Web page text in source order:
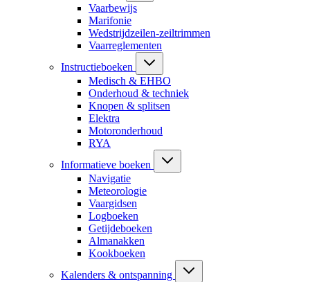
Vaarbewijs
Marifonie
Wedstrijdzeilen-zeiltrimmen
Vaarreglementen
Instructieboeken
Medisch & EHBO
Onderhoud & techniek
Knopen & splitsen
Elektra
Motoronderhoud
RYA
Informatieve boeken
Navigatie
Meteorologie
Vaargidsen
Logboeken
Getijdeboeken
Almanakken
Kookboeken
Kalenders & ontspanning